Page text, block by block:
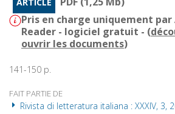
ARTICLE
Pris en charge uniquement par
Reader - logiciel gratuit - (
ouvrir les documents)
141-150 p.
FAIT PARTIE DE
Rivista di letteratura italiana : XXXIV, 3,